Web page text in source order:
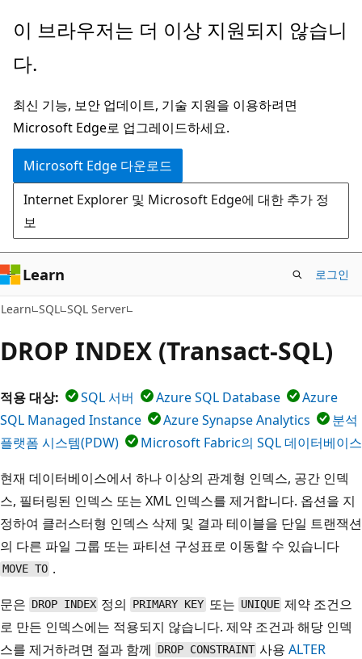
주
콘
츠
로
건
너
뛰
기
이 브라우저는 더 이상 지원되지 않습니
다.
최신 기능, 보안 업데이트, 기술 지원을 이용하려면
Microsoft Edge로 업그레이드하세요.
Microsoft Edge 다운로드
Internet Explorer 및 Microsoft Edge에 대한 추가 정
보
Learn 로그인
Learn SQL SQL Server
DROP INDEX (Transact-SQL)
적용 대상: SQL 서버 Azure SQL Database
Azure
SQL Managed Instance
Azure Synapse Analytics
분석
플랫폼 시스템(PDW)
Microsoft Fabric의 SQL 데이터베이스
현재 데이터베이스에서 하나 이상의 관계형 인덱스, 공간 인덱
스, 필터링된 인덱스 또는 XML 인덱스를 제거합니다. 옵션을 지
정하여 클러스터형 인덱스 삭제 및 결과 테이블을 단일 트랜잭션
의 다른 파일 그룹 또는 파티션 구성표로 이동할 수 있습니다
MOVE TO .
문은 DROP INDEX 정의 PRIMARY KEY 또는 UNIQUE 제약 조건으
로 만든 인덱스에는 적용되지 않습니다. 제약 조건과 해당 인덱
스를 제거하려면 절과 함께
DROP CONSTRAINT 사용ALTER